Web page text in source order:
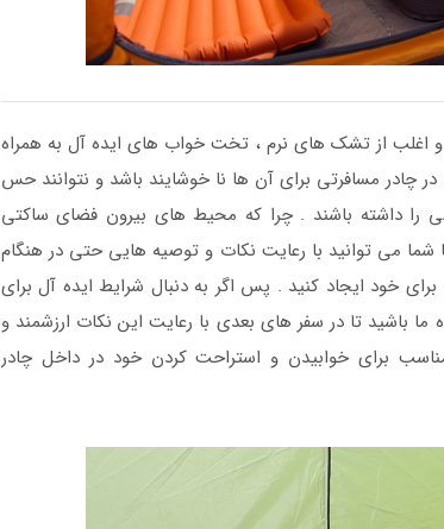
و اغلب از تشک های نرم ، تخت خواب های ایده آل به همراه
چادر مسافرتی برای آن ها نا خوشایند باشد و نتوانند حس
را داشته باشند . چرا که محیط های بیرون فضای ساکتی
می توانید با رعایت نکات و توصیه هایی حتی در هنگام
خود ایجاد کنید . پس اگر به دنبال شرایط ایده آل برای
باشید تا در سفر های بعدی با رعایت این نکات ارزشمند و
برای خوابیدن و استراحت کردن خود در داخل چادر